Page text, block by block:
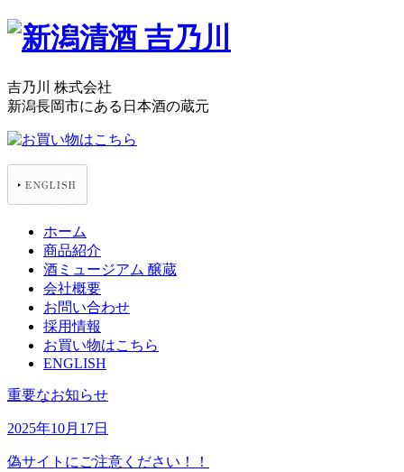
吉乃川 株式会社
新潟長岡市にある日本酒の蔵元
ホーム
商品紹介
酒ミュージアム 醸蔵
会社概要
お問い合わせ
採用情報
お買い物はこちら
ENGLISH
重要なお知らせ
2025年10月17日
偽サイトにご注意ください！！